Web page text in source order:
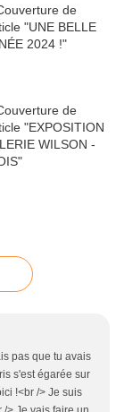
pas que tu avais
s'est égarée sur
!<br /> Je suis